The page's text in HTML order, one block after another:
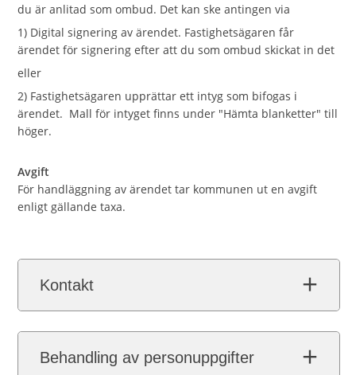
du är anlitad som ombud. Det kan ske antingen via
1) Digital signering av ärendet. Fastighetsägaren får
ärendet för signering efter att du som ombud skickat in det
eller
2) Fastighetsägaren upprättar ett intyg som bifogas i
ärendet. Mall för intyget finns under "Hämta blanketter" till
höger.
Avgift
För handläggning av ärendet tar kommunen ut en avgift
enligt gällande taxa.
Kontakt
Behandling av personuppgifter